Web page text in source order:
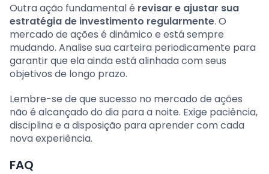
Outra ação fundamental é revisar e ajustar sua
estratégia de investimento regularmente. O
mercado de ações é dinâmico e está sempre
mudando. Analise sua carteira periodicamente para
garantir que ela ainda está alinhada com seus
objetivos de longo prazo.
Lembre-se de que sucesso no mercado de ações
não é alcançado do dia para a noite. Exige paciência,
disciplina e a disposição para aprender com cada
nova experiência.
FAQ